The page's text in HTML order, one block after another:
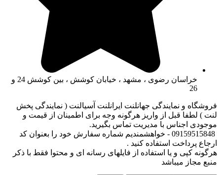
خراسان رضوی ، مشهد ، خیابان کوشش ، بین کوشش 24 و
26
فروشگاه و نمایندگی جهانلنت ایرانلنت آسیالنت ( نمایندگی پخش
لنت ) لطفا قبل از واریز هرگونه وجه برای اطمینان از قیمت و
موجودی اجناس با مدیریت تماس بگیرید.
09159515848 - خواهشمندیم شماره سفارش خود را بعنوان کد
ارجاع پرداخت استفاده کنید .
هرگونه کپی و یا استفاده از فایلهای رسانه ای و محتوا فقط با ذکر
منبع مجاز میباشد